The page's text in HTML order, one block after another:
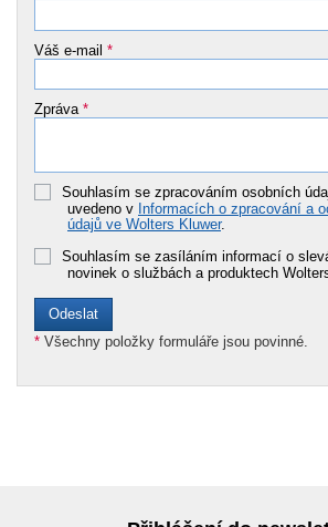
Váš e-mail *
Zpráva *
Souhlasím se zpracováním osobních
uvedeno v Informacích o zpracování a
údajů ve Wolters Kluwer.
Souhlasím se zasíláním informací o
novinek o službách a produktech
* Všechny položky formuláře jsou povinné.